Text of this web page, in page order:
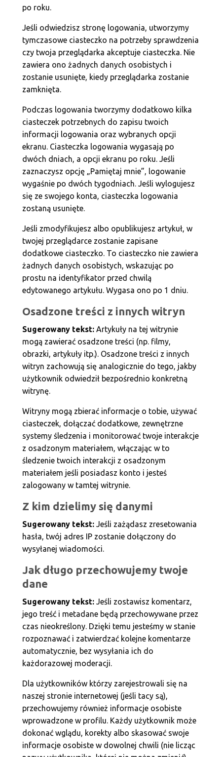
po roku.
Jeśli odwiedzisz stronę logowania, utworzymy
tymczasowe ciasteczko na potrzeby sprawdzenia
czy twoja przeglądarka akceptuje ciasteczka. Nie
zawiera ono żadnych danych osobistych i
zostanie usunięte, kiedy przeglądarka zostanie
zamknięta.
Podczas logowania tworzymy dodatkowo kilka
ciasteczek potrzebnych do zapisu twoich
informacji logowania oraz wybranych opcji
ekranu. Ciasteczka logowania wygasają po
dwóch dniach, a opcji ekranu po roku. Jeśli
zaznaczysz opcję „Pamiętaj mnie”, logowanie
wygaśnie po dwóch tygodniach. Jeśli wylogujesz
się ze swojego konta, ciasteczka logowania
zostaną usunięte.
Jeśli zmodyfikujesz albo opublikujesz artykuł, w
twojej przeglądarce zostanie zapisane
dodatkowe ciasteczko. To ciasteczko nie zawiera
żadnych danych osobistych, wskazując po
prostu na identyfikator przed chwilą
edytowanego artykułu. Wygasa ono po 1 dniu.
Osadzone treści z innych witryn
Sugerowany tekst: Artykuły na tej witrynie
mogą zawierać osadzone treści (np. filmy,
obrazki, artykuły itp.). Osadzone treści z innych
witryn zachowują się analogicznie do tego, jakby
użytkownik odwiedził bezpośrednio konkretną
witrynę.
Witryny mogą zbierać informacje o tobie, używać
ciasteczek, dołączać dodatkowe, zewnętrzne
systemy śledzenia i monitorować twoje interakcje
z osadzonym materiałem, włączając w to
śledzenie twoich interakcji z osadzonym
materiałem jeśli posiadasz konto i jesteś
zalogowany w tamtej witrynie.
Z kim dzielimy się danymi
Sugerowany tekst: Jeśli zażądasz zresetowania
hasła, twój adres IP zostanie dołączony do
wysyłanej wiadomości.
Jak długo przechowujemy twoje
dane
Sugerowany tekst: Jeśli zostawisz komentarz,
jego treść i metadane będą przechowywane przez
czas nieokreślony. Dzięki temu jesteśmy w stanie
rozpoznawać i zatwierdzać kolejne komentarze
automatycznie, bez wysyłania ich do
każdorazowej moderacji.
Dla użytkowników którzy zarejestrowali się na
naszej stronie internetowej (jeśli tacy są),
przechowujemy również informacje osobiste
wprowadzone w profilu. Każdy użytkownik może
dokonać wglądu, korekty albo skasować swoje
informacje osobiste w dowolnej chwili (nie licząc